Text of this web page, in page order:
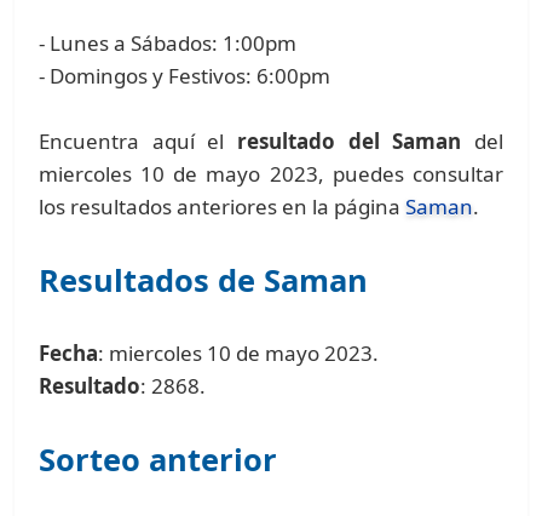
- Lunes a Sábados: 1:00pm
- Domingos y Festivos: 6:00pm
Encuentra aquí el resultado del Saman del
miercoles 10 de mayo 2023, puedes consultar
los resultados anteriores en la páginaSaman.
Resultados de Saman
Fecha: miercoles 10 de mayo 2023.
Resultado: 2868.
Sorteo anterior